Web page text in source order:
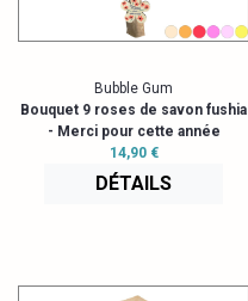
Bubble Gum
Bouquet 9 roses de savon fushia
- Merci pour cette année
14,90 €
DÉTAILS